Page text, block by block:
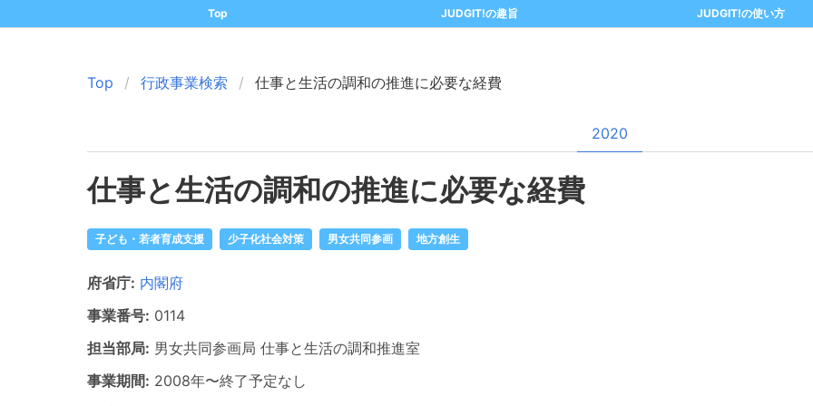
Top JUDGIT!の趣旨 JUDGIT!の使い方
Top 行政事業検索 仕事と生活の調和の推進に必要な経費
2020
仕事と生活の調和の推進に必要な経費
子ども・若者育成支援 少子化社会対策 男女共同参画 地方創生
府省庁: 内閣府
事業番号: 0114
担当部局: 男女共同参画局 仕事と生活の調和推進室
事業期間: 2008年〜終了予定なし